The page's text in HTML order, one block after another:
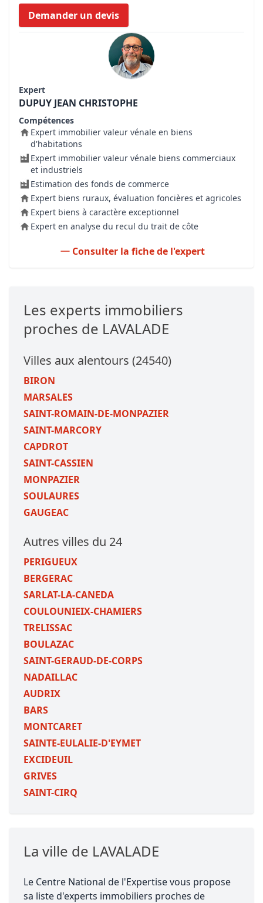
Demander un devis
Expert
DUPUY JEAN CHRISTOPHE
Compétences
Expert immobilier valeur vénale en biens
d'habitations
Expert immobilier valeur vénale biens commerciaux
et industriels
Estimation des fonds de commerce
Expert biens ruraux, évaluation foncières et agricoles
Expert biens à caractère exceptionnel
Expert en analyse du recul du trait de côte
Consulter la fiche de l'expert
Les experts immobiliers
proches de LAVALADE
Villes aux alentours (24540)
BIRON
MARSALES
SAINT-ROMAIN-DE-MONPAZIER
SAINT-MARCORY
CAPDROT
SAINT-CASSIEN
MONPAZIER
SOULAURES
GAUGEAC
Autres villes du 24
PERIGUEUX
BERGERAC
SARLAT-LA-CANEDA
COULOUNIEIX-CHAMIERS
TRELISSAC
BOULAZAC
SAINT-GERAUD-DE-CORPS
NADAILLAC
AUDRIX
BARS
MONTCARET
SAINTE-EULALIE-D'EYMET
EXCIDEUIL
GRIVES
SAINT-CIRQ
La ville de LAVALADE
Le Centre National de l'Expertise vous propose
sa liste d'experts immobiliers proches de